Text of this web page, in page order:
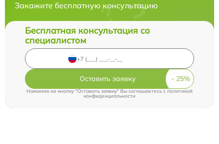
Закажите бесплатную консультацию
Бесплатная консультация со
специалистом
Оставить заявку
Нажимая на кнопку "Оставить заявку" Вы соглашаетесь c политикой
конфиденциальности